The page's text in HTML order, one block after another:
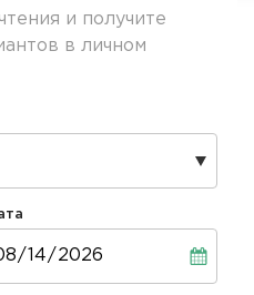
и получите
в личном